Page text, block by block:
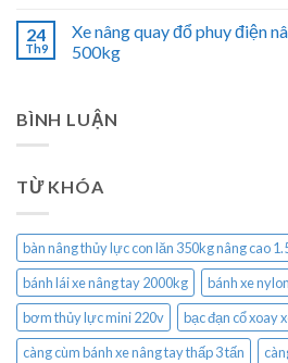
24
Th9
Xe nâng quay đổ phuy điện
500kg
BÌNH LUẬN
TỪ KHÓA
bàn nâng thủy lực con lăn 350kg nâng cao
bánh lái xe nâng tay 2000kg
bánh xe
bơm thủy lực mini 220v
bạc đạn cổ xoay
càng cùm bánh xe nâng tay thấp 3 tấn